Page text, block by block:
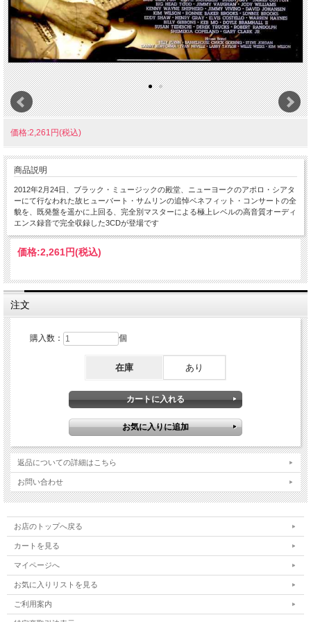
価格:2,261円(税込)
商品説明
2012年2月24日、ブラック・ミュージックの殿堂、ニューヨークのアポロ・シアタ
ーにて行なわれた故ヒューバート・サムリンの追悼ベネフィット・コンサートの全
貌を、既発盤を遥かに上回る、完全別マスターによる極上レベルの高音質オーディ
エンス録音で完全収録した3CDが登場です
価格:2,261円(税込)
注文
購入数： 個
在庫 あり
返品についての詳細はこちら
お問い合わせ
お店のトップへ戻る
カートを見る
マイページへ
お気に入りリストを見る
ご利用案内